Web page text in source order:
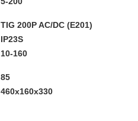
TIG 200P AC/DC (E201)
IP23S
10-160
85
460x160x330